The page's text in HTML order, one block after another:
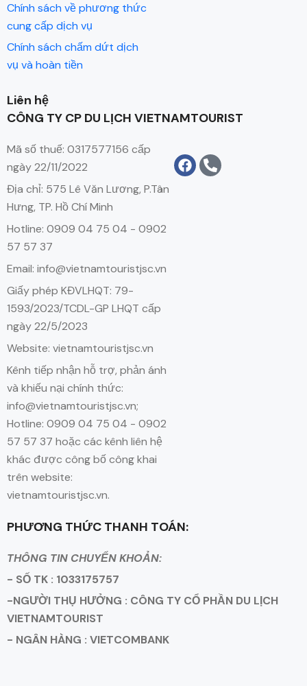
Chính sách về phương thức
cung cấp dịch vụ
Chính sách chấm dứt dịch
vụ và hoàn tiền
Liên hệ
CÔNG TY CP DU LỊCH VIETNAMTOURIST
Mã số thuế: 0317577156 cấp
ngày 22/11/2022
Địa chỉ: 575 Lê Văn Lương, P.Tân
Hưng, TP. Hồ Chí Minh
Hotline: 0909 04 75 04 - 0902
57 57 37
Email: info@vietnamtouristjsc.vn
Giấy phép KĐVLHQT: 79-
1593/2023/TCDL-GP LHQT cấp
ngày 22/5/2023
Website: vietnamtouristjsc.vn
Kênh tiếp nhận hỗ trợ, phản ánh
và khiếu nại chính thức:
info@vietnamtouristjsc.vn;
Hotline: 0909 04 75 04 - 0902
57 57 37 hoặc các kênh liên hệ
khác được công bố công khai
trên website:
vietnamtouristjsc.vn.
PHƯƠNG THỨC THANH TOÁN:
THÔNG TIN CHUYỂN KHOẢN:
- SỐ TK : 1033175757
-NGƯỜI THỤ HƯỞNG : CÔNG TY CỔ PHẦN DU LỊCH
VIETNAMTOURIST
- NGÂN HÀNG : VIETCOMBANK